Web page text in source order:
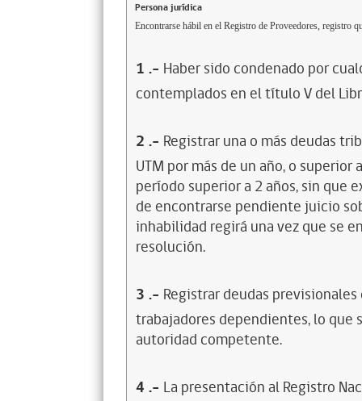
Persona jurídica
Encontrarse hábil en el Registro de Proveedores, registro
1 .- Haber sido condenado por
contemplados en el título V del
2 .- Registrar una o más deudas
UTM por más de un año, o
período superior a 2 años, sin que
de encontrarse pendiente juicio
inhabilidad regirá una vez que se
resolución.
3 .- Registrar deudas
trabajadores dependientes, lo
autoridad competente.
4 .- La presentación al Registro